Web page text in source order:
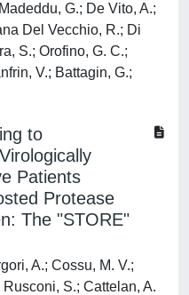
G.; De Vito, A.;
Del Vecchio, R.; Di
S.; Orofino, G. C.;
V.; Battagin, G.;
to
Patients
Protease
The "STORE"
A.; Cossu, M. V.;
S.; Cattelan, A.